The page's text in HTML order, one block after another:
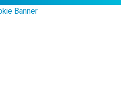
Banner